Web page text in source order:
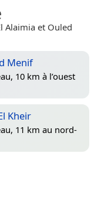
Alaimia et Ouled
Menif
10 km à l’ouest
Kheir
11 km au nord-